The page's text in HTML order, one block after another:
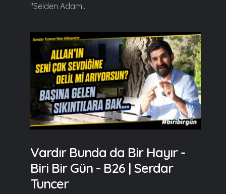
"Selden Adam...
Vardır Bunda da Bir Hayır -
Biri Bir Gün - B26 | Serdar
Tuncer